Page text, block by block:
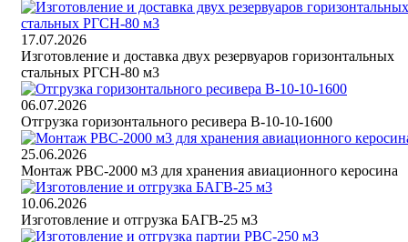
17.07.2026
Изготовление и доставка двух резервуаров горизонтальных
стальных РГСН-80 м3
06.07.2026
Отгрузка горизонтального ресивера В-10-10-1600
25.06.2026
Монтаж РВС-2000 м3 для хранения авиационного керосина
10.06.2026
Изготовление и отгрузка БАГВ-25 м3